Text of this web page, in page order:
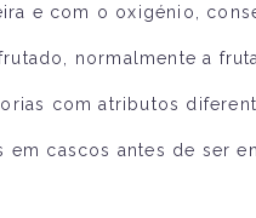
e com o oxigénio,
normalmente a
com atributos
cascos antes de ser